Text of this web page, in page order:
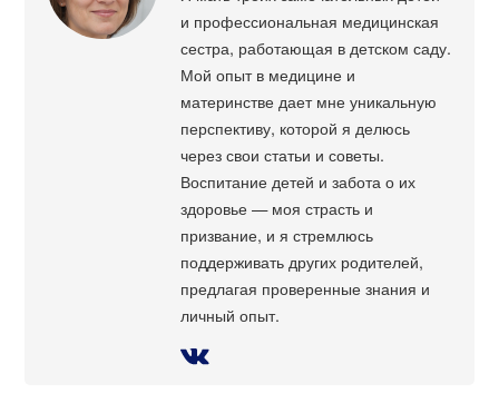
и профессиональная медицинская
сестра, работающая в детском саду.
Мой опыт в медицине и
материнстве дает мне уникальную
перспективу, которой я делюсь
через свои статьи и советы.
Воспитание детей и забота о их
здоровье — моя страсть и
призвание, и я стремлюсь
поддерживать других родителей,
предлагая проверенные знания и
личный опыт.